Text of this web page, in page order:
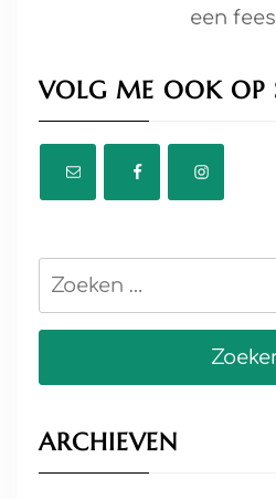
een
VOLG ME OOK OP
Zoeken
ARCHIEVEN